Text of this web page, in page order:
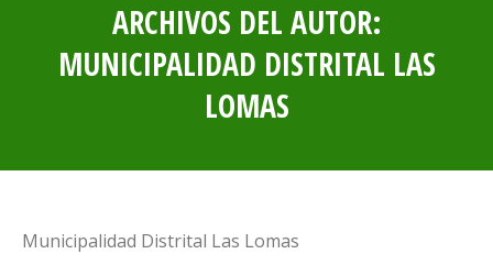
ARCHIVOS DEL AUTOR:
MUNICIPALIDAD DISTRITAL LAS
LOMAS
Municipalidad Distrital Las Lomas